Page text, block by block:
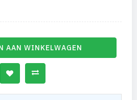
AAN WINKELWAGEN